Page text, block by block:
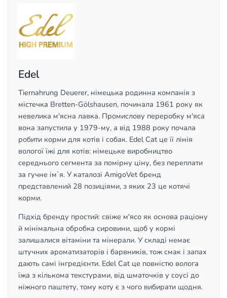
Edel
Tiernahrung Deuerer, німецька родинна компанія з
містечка Bretten-Gölshausen, починала 1961 року як
невелика м'ясна лавка. Промислову переробку м'яса
вона запустила у 1979-му, а від 1988 року почала
робити корми для котів і собак. Edel Cat це її лінія
вологої їжі для котів: німецьке виробництво
середнього сегмента за помірну ціну, без переплати
за гучне імʼя. У каталозі AmigoVet бренд
представлений 28 позиціями, з яких 23 це котячі
корми.
Підхід бренду простий: свіже м'ясо як основа раціону
й мінімальна обробка сировини, щоб у кормі
залишалися вітаміни та мінерали. У складі немає
штучних ароматизаторів і барвників, тож смак і запах
дають самі інгредієнти. Edel Cat це повністю волога
їжа з кількома текстурами, від шматочків у соусі до
ніжного паштету, тому коту є з чого вибирати щодня.